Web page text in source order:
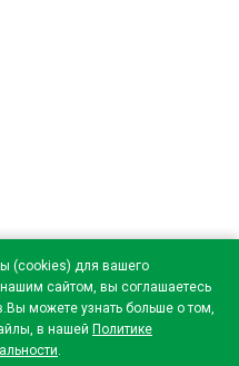
(cookies) для вашего
сайтом, вы соглашаетесь
можете узнать больше о том,
в нашей Политике
.